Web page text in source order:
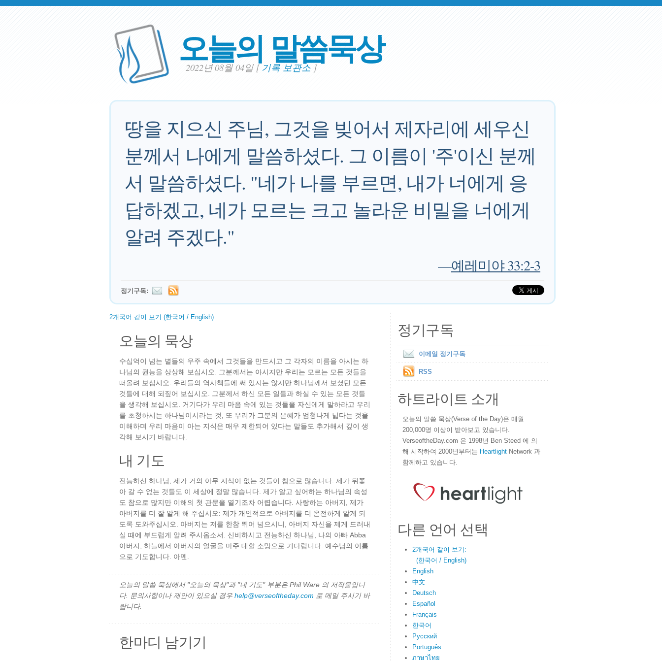
오늘의 말씀묵상
2022년 08월 04일 [기록 보관소]
땅을 지으신 주님, 그것을 빚어서 제자리에 세우신
분께서 나에게 말씀하셨다. 그 이름이 '주'이신 분께
서 말씀하셨다. "네가 나를 부르면, 내가 너에게 응
답하겠고, 네가 모르는 크고 놀라운 비밀을 너에게
알려 주겠다."
—예레미야 33:2-3
정기구독:
2개국어 같이 보기 (한국어 / English)
오늘의 묵상
수십억이 넘는 별들의 우주 속에서 그것들을 만드시고 그 각자의 이름을 아시는 하
나님의 권능을 상상해 보십시오. 그분께서는 아시지만 우리는 모르는 모든 것들을
떠올려 보십시오. 우리들의 역사책들에 써 있지는 않지만 하나님께서 보셨던 모든
것들에 대해 되짚어 보십시오. 그분께서 하신 모든 일들과 하실 수 있는 모든 것들
을 생각해 보십시오. 거기다가 우리 마음 속에 있는 것들을 자신에게 말하라고 우리
를 초청하시는 하나님이시라는 것, 또 우리가 그분의 은혜가 엄청나게 넓다는 것을
이해하며 우리 마음이 아는 지식은 매우 제한되어 있다는 말들도 추가해서 깊이 생
각해 보시기 바랍니다.
내 기도
전능하신 하나님, 제가 거의 아무 지식이 없는 것들이 참으로 많습니다. 제가 뒤쫓
아 갈 수 없는 것들도 이 세상에 정말 많습니다. 제가 알고 싶어하는 하나님의 속성
도 참으로 많지만 이해의 첫 관문을 열기조차 어렵습니다. 사랑하는 아버지, 제가
아버지를 더 잘 알게 해 주십시오: 제가 개인적으로 아버지를 더 온전하게 알게 되
도록 도와주십시오. 아버지는 저를 한참 뛰어 넘으시니, 아버지 자신을 제게 드러내
실 때에 부드럽게 알려 주시옵소서. 신비하시고 전능하신 하나님, 나의 아빠 Abba
아버지, 하늘에서 아버지의 얼굴을 마주 대할 소망으로 기다립니다. 예수님의 이름
으로 기도합니다. 아멘.
오늘의 말씀 묵상에서 "오늘의 묵상"과 "내 기도" 부분은 Phil Ware 의 저작물입니
다. 문의사항이나 제안이 있으실 경우 help@verseoftheday.com 로 메일 주시기 바
랍니다.
한마디 남기기
정기구독
이메일 정기구독
RSS
하트라이트 소개
오늘의 말씀 묵상(Verse of the Day)은 매월
200,000명 이상이 받아보고 있습니다.
VerseoftheDay.com 은 1998년 Ben Steed 에 의
해 시작하여 2000년부터는 Heartlight Network 과
함께하고 있습니다.
다른 언어 선택
2개국어 같이 보기:
(한국어 / English)
English
中文
Deutsch
Español
Français
한국어
Русский
Português
ภาษาไทย